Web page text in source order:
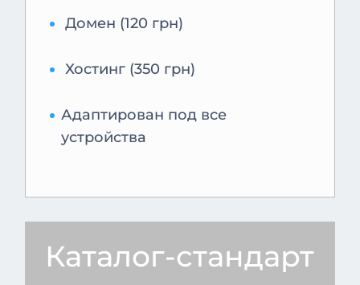
Домен (120 грн)
Хостинг (350 грн)
Адаптирован под все
устройства
Каталог-стандарт